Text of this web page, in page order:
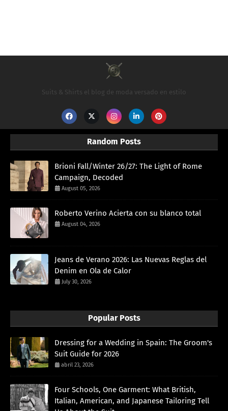
Suits & Shirts el blog de moda versado en estilo
Random Posts
Brioni Fall/Winter 26/27: The Light of Rome
Campaign, Decoded
August 05, 2026
Roberto Verino Acierta con su blanco total
August 04, 2026
Jeans de Verano 2026: Las Nuevas Reglas del
Denim en Ola de Calor
July 30, 2026
Popular Posts
Dressing for a Wedding in Spain: The Groom's
Suit Guide for 2026
abril 23, 2026
Four Schools, One Garment: What British,
Italian, American, and Japanese Tailoring Tell